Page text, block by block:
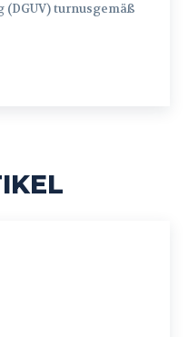
(DGUV) turnusgemäß